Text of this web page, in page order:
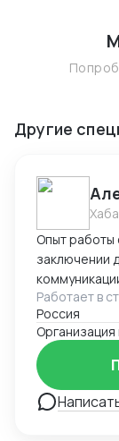
Другие
Опыт работы
заключении
понимание
организации Доставки.
Китая (
китайские посредники.
Владивосток,
Работает в
Россия
Организация